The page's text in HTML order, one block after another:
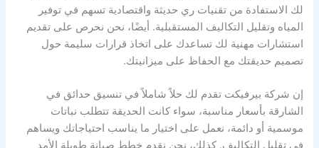
لك الاستفادة من تقنيات ري حديثة واقتصادية تسهم في توفير
المياه وتقليل التكاليف المستقبلية. أيضًا، نحن نحرص على تقديم
استشارات مهنية لك تساعدك على اتخاذ قرارات سليمة حول
تصميم حديقتك مع الحفاظ على ميزانيتك.
إن شركة بيرفيكت تقدم لك حلاً شاملاً في تنسيق حدائق في
الشارقة بأسعار مناسبة، سواء كانت الحديقة تتطلب نباتات
موسمية أو دائمة، نعمل على اختيار ما يناسب احتياجاتك ويساهم
في تقليل التكاليف. كذلك، نحن نقدم خطط صيانة طويلة الأمد